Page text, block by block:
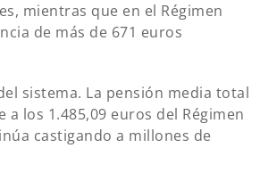
mientras que en el Régimen
de más de 671 euros
sistema. La pensión media total
a los 1.485,09 euros del Régimen
castigando a millones de